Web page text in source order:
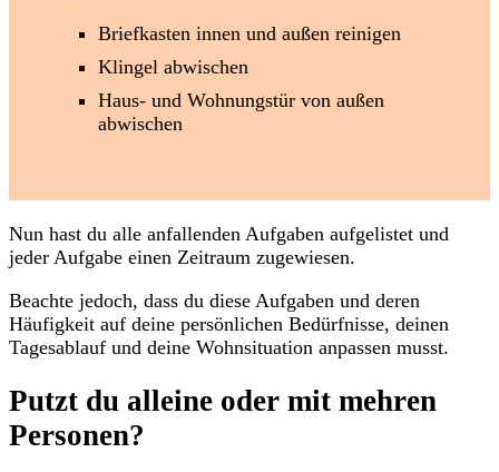
Briefkasten innen und außen reinigen
Klingel abwischen
Haus- und Wohnungstür von außen
abwischen
Nun hast du alle anfallenden Aufgaben aufgelistet und
jeder Aufgabe einen Zeitraum zugewiesen.
Beachte jedoch, dass du diese Aufgaben und deren
Häufigkeit auf deine persönlichen Bedürfnisse, deinen
Tagesablauf und deine Wohnsituation anpassen musst.
Putzt du alleine oder mit mehren
Personen?